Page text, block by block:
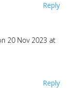
Reply
20 Nov 2023 at
Reply